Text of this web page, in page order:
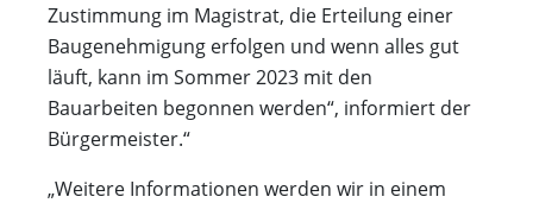
Zustimmung im Magistrat, die Erteilung einer
Baugenehmigung erfolgen und wenn alles gut
läuft, kann im Sommer 2023 mit den
Bauarbeiten begonnen werden“, informiert der
Bürgermeister.“
„Weitere Informationen werden wir in einem